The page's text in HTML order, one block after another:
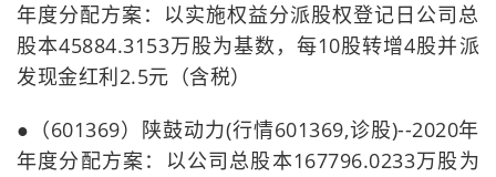
年度分配方案：以实施权益分派股权登记日公司总
股本45884.3153万股为基数，每10股转增4股并派
发现金红利2.5元（含税）
●（601369）陕鼓动力(行情601369,诊股)--2020年
年度分配方案：以公司总股本167796.0233万股为